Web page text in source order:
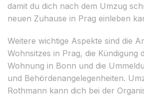
damit du dich nach dem Umzug
neuen Zuhause in Prag einleben
Weitere wichtige Aspekte sind die
Wohnsitzes in Prag, die Kündigung
Wohnung in Bonn und die
und Behördenangelegenheiten.
Rothmann kann dich bei der